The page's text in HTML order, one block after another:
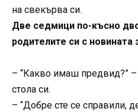
на свекърва си.
Две седмици по-късно
родителите си с
– “Какво имаш предвид?”
стола си.
– “Добре сте се справили,